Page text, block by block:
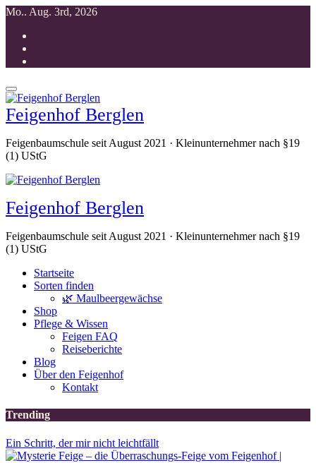
Zum
springen
Mo.. Aug. 3rd, 2026
Feigenhof Berglen
Feigenbaumschule seit August 2021 · Kleinunternehmer nach §19
(1) UStG
Feigenhof Berglen
Feigenbaumschule seit August 2021 · Kleinunternehmer nach §19
(1) UStG
Startseite
Sorten finden
🌿 Maulbeergewächse
Shop
Pflege & Wissen
Feigen FAQ
Reiseberichte
Blog
Über den Feigenhof
Kontakt
Trending
Ein Schritt, der mir nicht leichtfällt